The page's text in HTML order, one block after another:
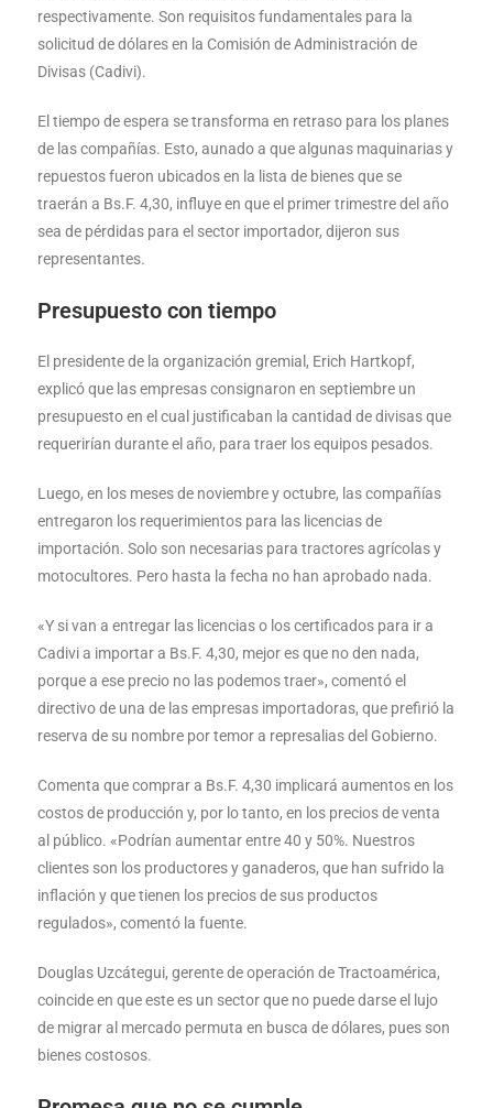
respectivamente. Son requisitos fundamentales para la
solicitud de dólares en la Comisión de Administración de
Divisas (Cadivi).
El tiempo de espera se transforma en retraso para los planes
de las compañías. Esto, aunado a que algunas maquinarias y
repuestos fueron ubicados en la lista de bienes que se
traerán a Bs.F. 4,30, influye en que el primer trimestre del año
sea de pérdidas para el sector importador, dijeron sus
representantes.
Presupuesto con tiempo
El presidente de la organización gremial, Erich Hartkopf,
explicó que las empresas consignaron en septiembre un
presupuesto en el cual justificaban la cantidad de divisas que
requerirían durante el año, para traer los equipos pesados.
Luego, en los meses de noviembre y octubre, las compañías
entregaron los requerimientos para las licencias de
importación. Solo son necesarias para tractores agrícolas y
motocultores. Pero hasta la fecha no han aprobado nada.
«Y si van a entregar las licencias o los certificados para ir a
Cadivi a importar a Bs.F. 4,30, mejor es que no den nada,
porque a ese precio no las podemos traer», comentó el
directivo de una de las empresas importadoras, que prefirió la
reserva de su nombre por temor a represalias del Gobierno.
Comenta que comprar a Bs.F. 4,30 implicará aumentos en los
costos de producción y, por lo tanto, en los precios de venta
al público. «Podrían aumentar entre 40 y 50%. Nuestros
clientes son los productores y ganaderos, que han sufrido la
inflación y que tienen los precios de sus productos
regulados», comentó la fuente.
Douglas Uzcátegui, gerente de operación de Tractoamérica,
coincide en que este es un sector que no puede darse el lujo
de migrar al mercado permuta en busca de dólares, pues son
bienes costosos.